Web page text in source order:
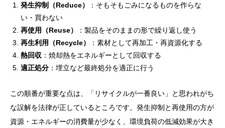
発生抑制（Reduce）
：そもそもごみになるものを作らな
い・買わない
再使用（Reuse）
：製品をそのままの形で繰り返し使う
再生利用（Recycle）
：素材として再加工・再資源化する
熱回収 ：焼却熱をエネルギーとして回収する
適正処分 ：埋立など最終処分を適正に行う
この順番が重要な点は、「リサイクルが一番良い」と思われがち
な誤解を法律が正しているところです。発生抑制と再使用の方が
資源・エネルギーの消費量が少なく、環境負荷の低減効果が大き